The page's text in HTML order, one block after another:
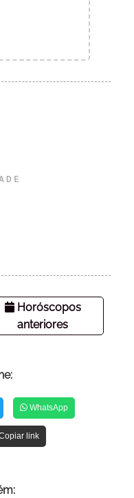
Horóscopos
anteriores
WhatsApp
link